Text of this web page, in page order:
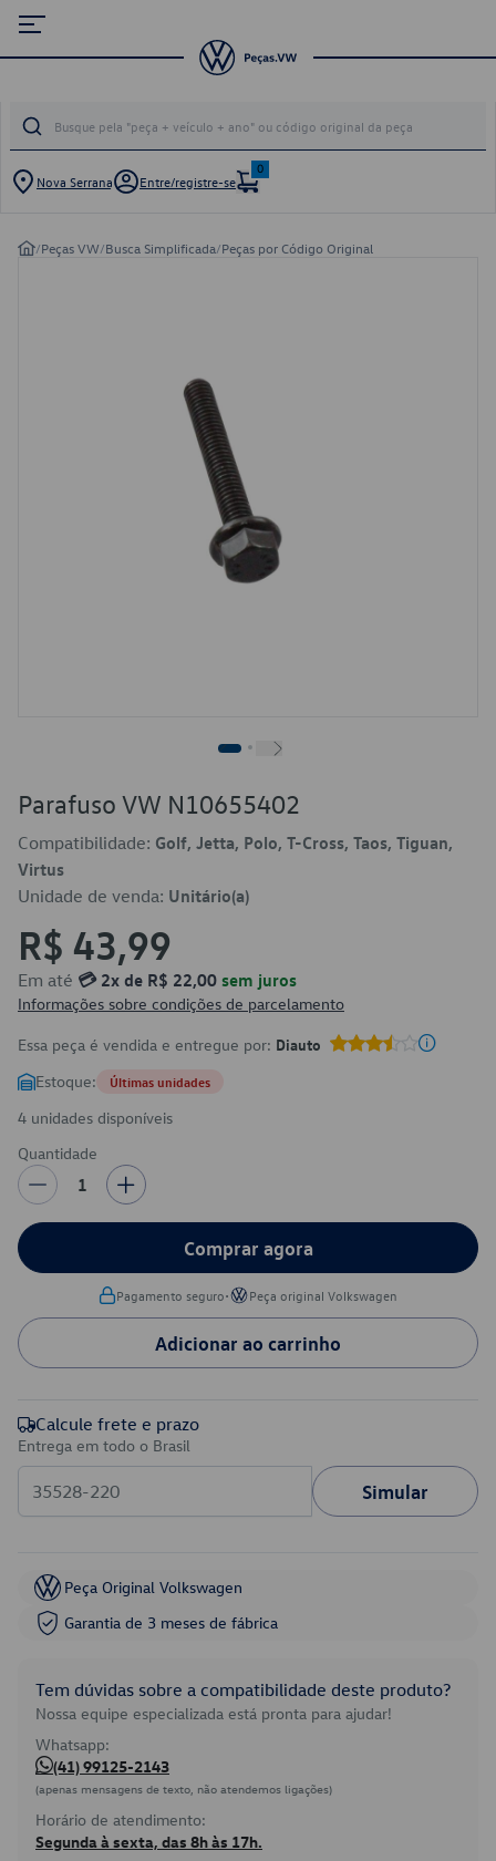
Nova Serrana Entre/registre-se
0
/Peças VW/Busca Simplificada/Peças por Código Original
Parafuso VW N10655402
Compatibilidade: Golf, Jetta, Polo, T-Cross, Taos, Tiguan,
Virtus
Unidade de venda: Unitário(a)
R$ 43,99
Em até 💳 2x de R$ 22,00 sem juros
Informações sobre condições de parcelamento
Essa peça é vendida e entregue por: Diauto
Estoque: Últimas unidades
4 unidades disponíveis
Quantidade
1
Comprar agora
Pagamento seguro• Peça original Volkswagen
Adicionar ao carrinho
Calcule frete e prazo
Entrega em todo o Brasil
Simular
Peça Original Volkswagen
Garantia de 3 meses de fábrica
Tem dúvidas sobre a compatibilidade deste produto?
Nossa equipe especializada está pronta para ajudar!
Whatsapp:
(41) 99125-2143
(apenas mensagens de texto, não atendemos ligações)
Horário de atendimento:
Segunda à sexta, das 8h às 17h.